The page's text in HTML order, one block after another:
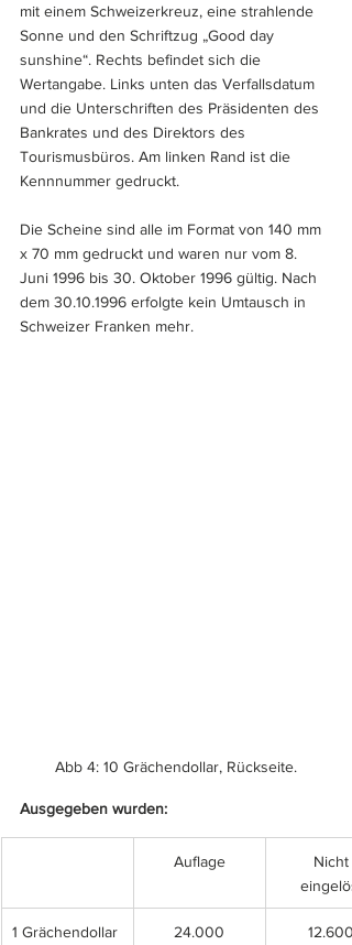
mit einem Schweizerkreuz, eine strahlende
Sonne und den Schriftzug „Good day
sunshine“. Rechts befindet sich die
Wertangabe. Links unten das Verfallsdatum
und die Unterschriften des Präsidenten des
Bankrates und des Direktors des
Tourismusbüros. Am linken Rand ist die
Kennnummer gedruckt.
Die Scheine sind alle im Format von 140 mm
x 70 mm gedruckt und waren nur vom 8.
Juni 1996 bis 30. Oktober 1996 gültig. Nach
dem 30.10.1996 erfolgte kein Umtausch in
Schweizer Franken mehr.
Abb 4: 10 Grächendollar, Rückseite.
Ausgegeben wurden:
Auflage
Nicht
1 Grächendollar 24.000 12.600